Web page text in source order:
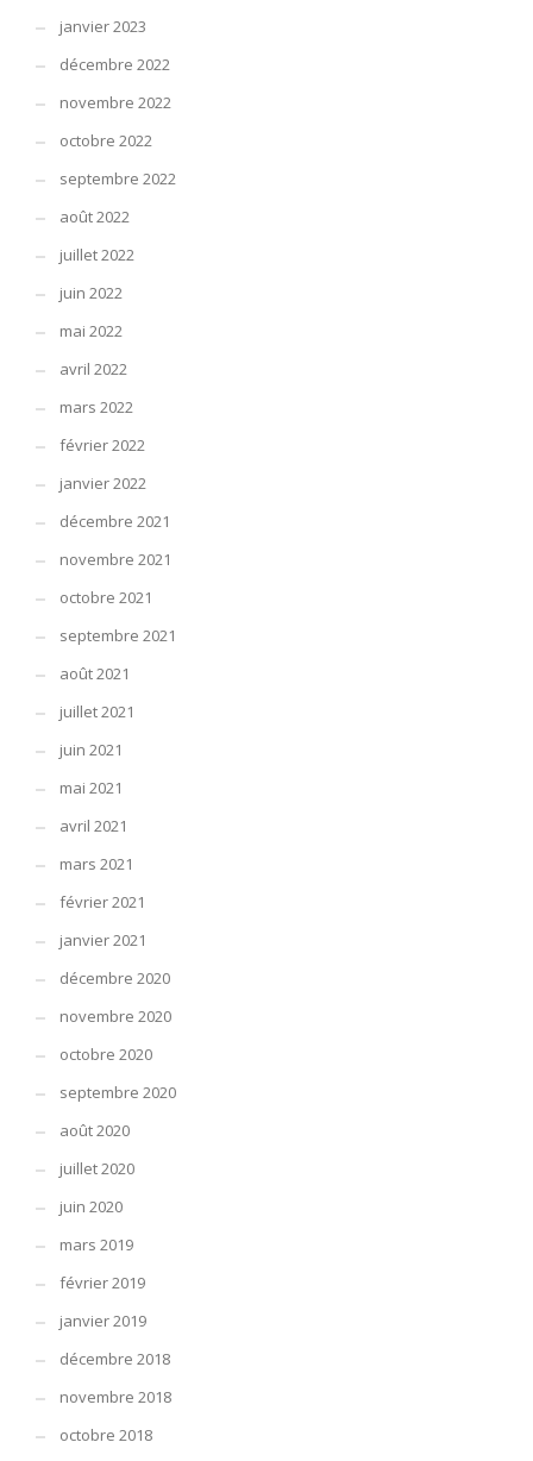
janvier 2023
décembre 2022
novembre 2022
octobre 2022
septembre 2022
août 2022
juillet 2022
juin 2022
mai 2022
avril 2022
mars 2022
février 2022
janvier 2022
décembre 2021
novembre 2021
octobre 2021
septembre 2021
août 2021
juillet 2021
juin 2021
mai 2021
avril 2021
mars 2021
février 2021
janvier 2021
décembre 2020
novembre 2020
octobre 2020
septembre 2020
août 2020
juillet 2020
juin 2020
mars 2019
février 2019
janvier 2019
décembre 2018
novembre 2018
octobre 2018